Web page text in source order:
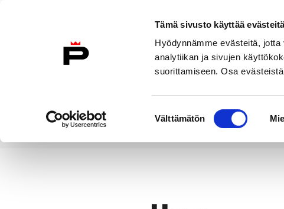
Tämä sivusto käyttää
Hyödynnämme evästeitä,
analytiikan ja sivujen
suorittamiseen. Osa
valinta
Välttämätön
Etusivulle
Etusivu